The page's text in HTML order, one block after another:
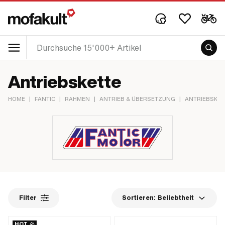
Antriebskette
HOME | FANTIC | RAHMEN | ANTRIEB & ÜBERSETZUNG |
Filter Sortieren: Beliebtheit